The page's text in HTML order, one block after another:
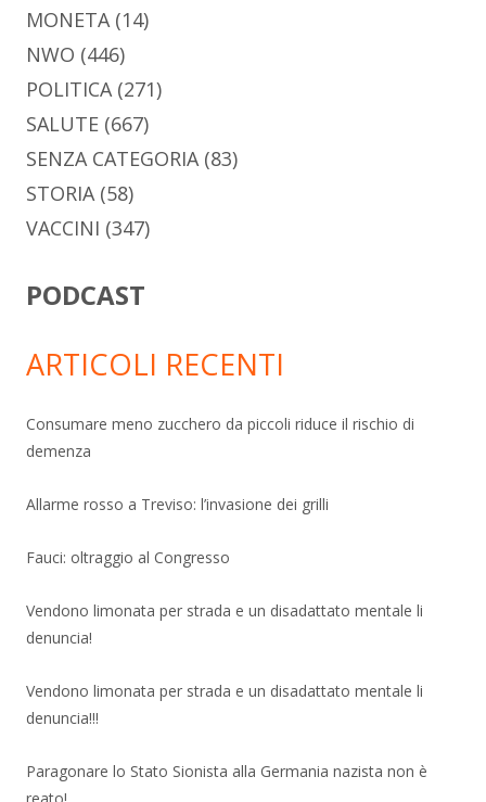
MONETA(14)
NWO (446)
POLITICA(271)
SALUTE (667)
SENZA CATEGORIA(83)
STORIA(58)
VACCINI (347)
PODCAST
ARTICOLI RECENTI
Consumare meno zucchero da piccoli riduce il rischio di
demenza
Allarme rosso a Treviso: l’invasione dei grilli
Fauci: oltraggio al Congresso
Vendono limonata per strada e un disadattato mentale li
denuncia!
Vendono limonata per strada e un disadattato mentale li
denuncia!!!
Paragonare lo Stato Sionista alla Germania nazista non è